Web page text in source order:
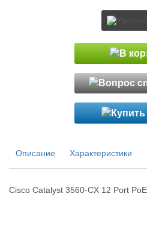
Описание Характеристики
Cisco Catalyst 3560-CX 12 Port